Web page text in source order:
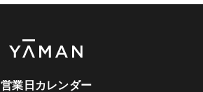
営業日カレンダー